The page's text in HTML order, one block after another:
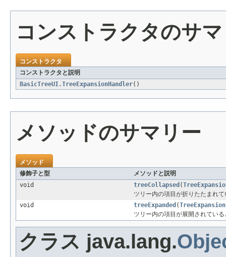
コンストラクタのサ
コンストラクタ
コンストラクタと説明
BasicTreeUI.TreeExpansionHandler()
メソッドのサマリー
メソッド
修飾子と型
メソッドと説明
void
treeCollapsed (
ツリー内の項目が折りたたまれ
void
treeExpanded (
ツリー内の項目が展開されてい
クラス java.lang.